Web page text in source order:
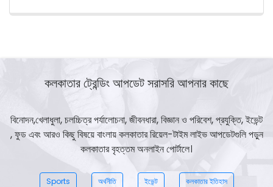
কলকাতার ট্রেন্ডিং আপডেট সরাসরি আপনার কাছে
বিনোদন,খেলাধুলা, চলচ্চিত্র পর্যালোচনা, জীবনধারা, বিজ্ঞান ও পরিবেশ, প্রযুক্তি, ইভেন্ট
, ফুড এবং আরও কিছু বিষয়ে বাংলায় কলকাতার রিয়েল-টাইম লাইভ আপডেটগুলি পড়ুন
কলকাতার বৃহত্তম অনলাইন পোর্টালে।
Sports অর্থনীতি ইভেন্ট কলকাতার ইতিহাস